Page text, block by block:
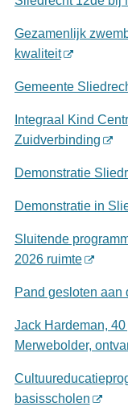
Gezamenlijk
kwaliteit
Gemeente
Integraal Kind
Zuidverbinding
Demonstratie
Demonstratie in
Sluitende
2026 ruimte
Pand gesloten aan
Jack Hardeman,
Merwebolder,
basisscholen